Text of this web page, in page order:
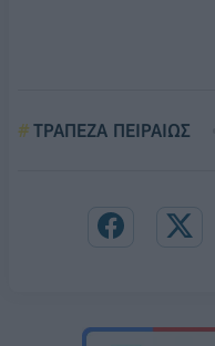
ΤΡΑΠΕΖΑ ΠΕΙΡΑΙΩΣ